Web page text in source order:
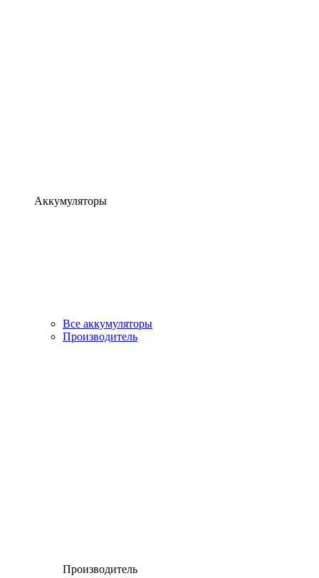
Аккумуляторы
Все аккумуляторы
Производитель
Производитель